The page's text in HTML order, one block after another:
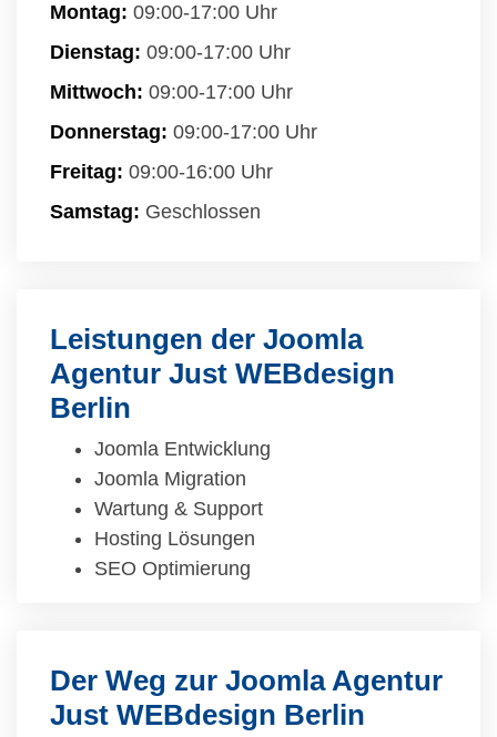
Montag: 09:00-17:00 Uhr
Dienstag: 09:00-17:00 Uhr
Mittwoch: 09:00-17:00 Uhr
Donnerstag: 09:00-17:00 Uhr
Freitag: 09:00-16:00 Uhr
Samstag: Geschlossen
Leistungen der Joomla
Agentur Just WEBdesign
Berlin
Joomla Entwicklung
Joomla Migration
Wartung & Support
Hosting Lösungen
SEO Optimierung
Der Weg zur Joomla Agentur
Just WEBdesign Berlin